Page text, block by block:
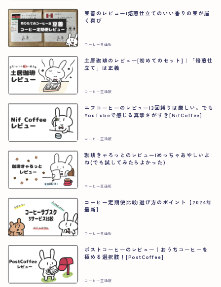
豆善のレビュー|焙煎仕立てのいい香りの豆が届
く喜び
コーヒー豆通販
土居珈琲のレビュー[初めてのセット]｜「焙煎仕
立て」は正義
コーヒー豆通販
ニフコーヒーのレビュー|3回縛りは厳しい。でも
YouTubeで感じる真摯さがすき[NifCoffee]
コーヒー豆通販
珈琲きゃろっとのレビュー|めっちゃあやしいよ
ね(でも試してみたらよかった)
コーヒー豆通販
コーヒー定期便比較|選び方のポイント【2024年
最新】
コーヒー豆通販
ポストコーヒーのレビュー｜おうちコーヒーを
極める選択肢！[PostCoffee]
コーヒー豆通販